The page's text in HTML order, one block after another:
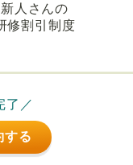
新人さんの
修割引制度
了／
する